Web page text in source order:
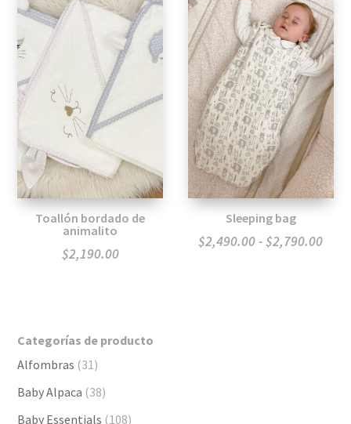
Toallón bordado de
animalito
$2,190.00
Sleeping bag
$2,490.00-$2,790.00
Categorías de producto
Alfombras (31)
Baby Alpaca (38)
Baby Essentials (108)